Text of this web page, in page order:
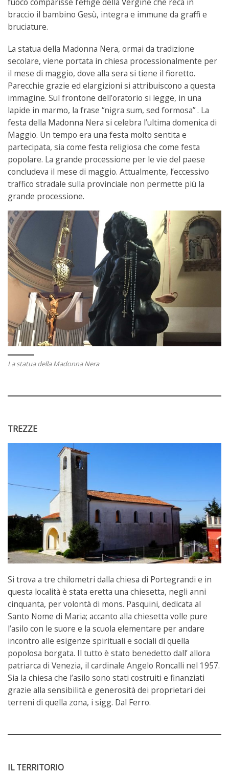
braccio il bambino Gesù, integra e immune da graffi e
bruciature.
La statua della Madonna Nera, ormai da tradizione
secolare, viene portata in chiesa processionalmente per
il mese di maggio, dove alla sera si tiene il fioretto.
Parecchie grazie ed elargizioni si attribuiscono a questa
immagine. Sul frontone dell’oratorio si legge, in una
lapide in marmo, la frase “nigra sum, sed formosa” . La
festa della Madonna Nera si celebra l’ultima domenica di
Maggio. Un tempo era una festa molto sentita e
partecipata, sia come festa religiosa che come festa
popolare. La grande processione per le vie del paese
concludeva il mese di maggio. Attualmente, l’eccessivo
traffico stradale sulla provinciale non permette più la
grande processione.
La statua della Madonna Nera
TREZZE
Si trova a tre chilometri dalla chiesa di Portegrandi e in
questa località è stata eretta una chiesetta, negli anni
cinquanta, per volontà di mons. Pasquini, dedicata al
Santo Nome di Maria; accanto alla chiesetta volle pure
l’asilo con le suore e la scuola elementare per andare
incontro alle esigenze spirituali e sociali di quella
popolosa borgata. Il tutto è stato benedetto dall’ allora
patriarca di Venezia, il cardinale Angelo Roncalli nel 1957.
Sia la chiesa che l’asilo sono stati costruiti e finanziati
grazie alla sensibilità e generosità dei proprietari dei
terreni di quella zona, i sigg. Dal Ferro.
IL TERRITORIO